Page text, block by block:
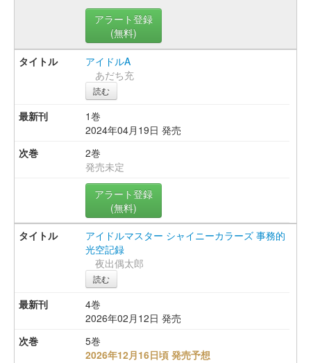
アラート登録
(無料)
アイドルA
あだち充
読む
1巻
2024年04月19日 発売
2巻
発売未定
アラート登録
(無料)
アイドルマスター シャイニーカラーズ 事務的
光空記録
夜出偶太郎
読む
4巻
2026年02月12日 発売
5巻
2026年12月16日頃 発売予想